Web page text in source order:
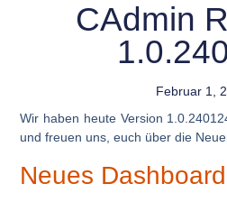
CAdmin
Februar 1,
Wir haben heute Version
und freuen uns, euch über die
Neues Dashboard